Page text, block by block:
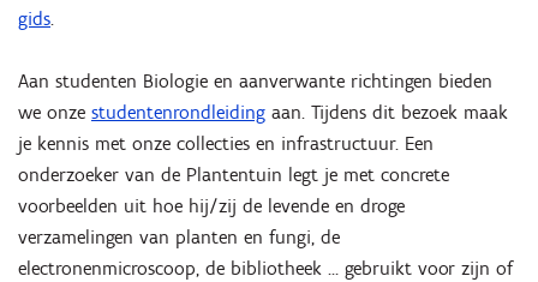
gids.
Aan studenten Biologie en aanverwante richtingen bieden
we onze studentenrondleiding aan. Tijdens dit bezoek maak
je kennis met onze collecties en infrastructuur. Een
onderzoeker van de Plantentuin legt je met concrete
voorbeelden uit hoe hij/zij de levende en droge
verzamelingen van planten en fungi, de
electronenmicroscoop, de bibliotheek … gebruikt voor zijn of